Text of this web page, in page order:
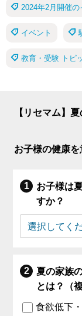
2024年2月開催
イベント
教育・受験 トピ
【リセマム】
お子様の健康を
お子様は
すか？
夏の家族
とは？（
食欲低下